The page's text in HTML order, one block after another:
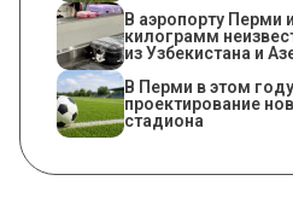
В аэропорту Перми
килограмм
из Узбекистана и
В Перми в этом
проектирование
стадиона